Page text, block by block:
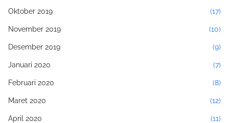
Oktober 2019 (17)
November 2019 (10)
Desember 2019 (9)
Januari 2020 (7)
Februari 2020 (8)
Maret 2020 (12)
April 2020 (11)